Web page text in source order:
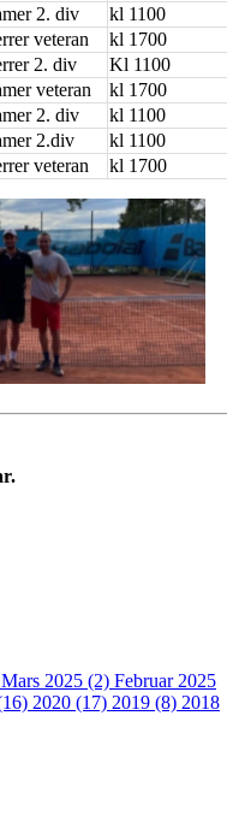
2. div
kl 1100
veteran
kl 1700
2. div
Kl 1100
veteran
kl 1700
2. div
kl 1100
2.div
kl 1100
veteran kl 1700
Mars 2025 (2) Februar 2025
2020 (17) 2019 (8) 2018